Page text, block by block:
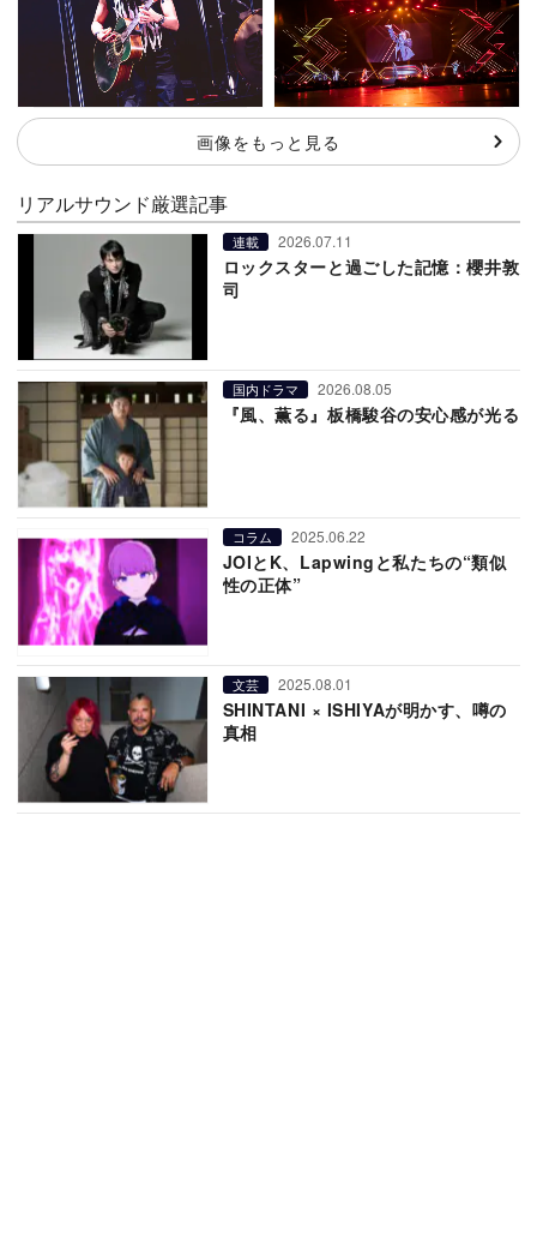
画像をもっと見る
リアルサウンド厳選記事
連載 2026.07.11
ロックスターと過ごした記憶：櫻井敦
司
国内ドラマ 2026.08.05
『風、薫る』板橋駿谷の安心感が光る
コラム 2025.06.22
JOIとK、Lapwingと私たちの“類似
性の正体”
文芸 2025.08.01
SHINTANI × ISHIYAが明かす、噂の
真相